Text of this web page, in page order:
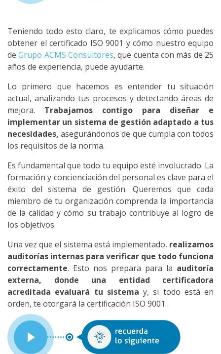
Teniendo todo esto claro, te explicamos cómo puedes
obtener el certificado ISO 9001 y cómo nuestro equipo
deGrupo ACMS Consultores, que cuenta con más de 25
años de experiencia, puede ayudarte.
Lo primero que hacemos es entender tu situación
actual, analizando tus procesos y detectando áreas de
mejora. Trabajamos contigo para diseñar e
implementar un sistema de gestión adaptado a tus
necesidades, asegurándonos de que cumpla con todos
los requisitos de la norma.
Es fundamental que todo tu equipo esté involucrado. La
formación y concienciación del personal es clave para el
éxito del sistema de gestión. Queremos que cada
miembro de tu organización comprenda la importancia
de la calidad y cómo su trabajo contribuye al logro de
los objetivos.
Una vez que el sistema está implementado, realizamos
auditorías internas para verificar que todo funciona
correctamente. Esto nos prepara para la auditoría
externa, donde una entidad certificadora
acreditada evaluará tu sistema y, si todo está en
orden, te otorgará la certificación ISO 9001.